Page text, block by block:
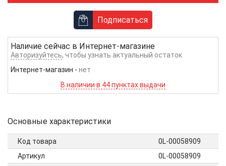
Подписаться
Наличие сейчас в Интернет-магазине
Авторизуйтесь, чтобы узнать актуальный остаток
Интернет-магазин - нет
В наличии в 44 пунктах выдачи
Основные характеристики
Код товара
0L-00058909
Артикул
0L-00058909